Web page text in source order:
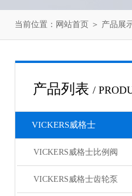
当前位置： 网站首页 ＞ 产品展
产品列表 /
VICKERS威格士
VICKERS威格士比例阀
VICKERS威格士齿轮泵